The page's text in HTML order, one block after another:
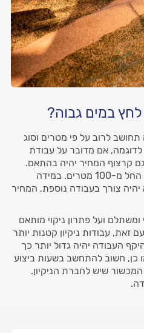
במים גבוה?
תחושב לרוב על פי מטרים וסוג
לדוגמה, אם מדובר על עבודת
גם קרצוף המחיר יהיה בהתאם.
חשוב לשים לב, שהתמחור הוא החל מ-100 מטרים. במידה
יהיה צורך בעבודה נוספת, המחיר
ומשתלם ועל פתרון ניקוי מותאם
עבודות ניקיון קטנות יותר
העבודה יהיה גדול יותר כך
כן, חשוב להתחשב בשעות ביצוע
המכשור שיש לחברת הניקיון.